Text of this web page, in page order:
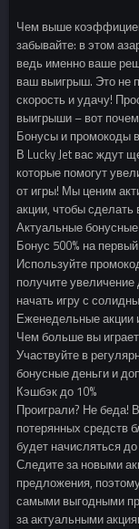
Чем выше
забывайте: в этом
ведь именно ваше
ваш выигрыш. Это не
скорость и удачу!
выигрыши – вот
Бонусы и промокоды
В Lucky Jet вас ждут
которые помогут
от игры! Мы ценим
акции, чтобы
Актуальные
Бонус 500% на
Используйте
получите
начать игру с
Еженедельные
Чем больше вы
Участвуйте в
бонусные деньги и
Кэшбэк до 10%
Проиграли? Не беда!
потерянных средств
будет начисляться
Следите за новыми
предложения,
самыми выгодными
за актуальными